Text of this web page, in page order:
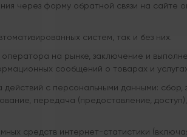
через форму обратной связи на сайте
систем, так и без них.
на рынке, заключение и
сообщений о товарах и
с персональными данными: сбор,
передача (предоставление,
средств интернет-статистики